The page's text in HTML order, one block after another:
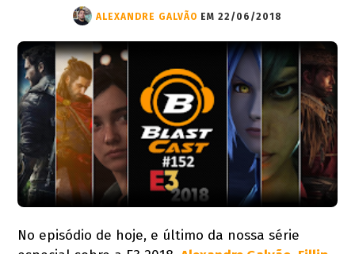
ALEXANDRE GALVÃO EM 22/06/2018
No episódio de hoje, e último da nossa série